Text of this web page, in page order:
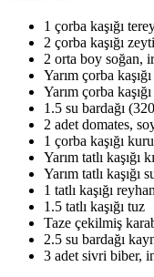
1 çorba kaşığı
2 çorba kaşığı
2 orta boy soğan,
Yarım çorba
Yarım çorba
1.5 su bardağı
2 adet domates,
1 çorba kaşığı
Yarım tatlı kaşığı
Yarım tatlı kaşığı
1 tatlı kaşığı reyhan
1.5 tatlı kaşığı tuz
Taze çekilmiş
2.5 su bardağı
3 adet sivri biber,